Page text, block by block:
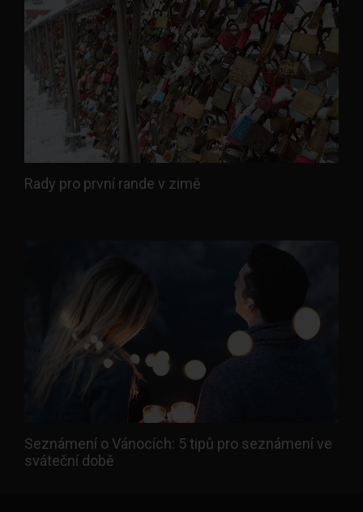
Rady pro první rande v zimě
Seznámení o Vánocích: 5 tipů pro seznámení ve
sváteční době